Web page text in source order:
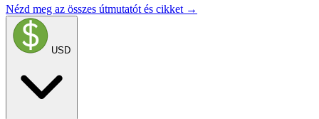
Nézd meg az összes útmutatót és cikket →
USD